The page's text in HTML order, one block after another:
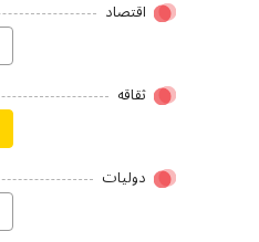
اقتصاد
ثقاقه
دولیات